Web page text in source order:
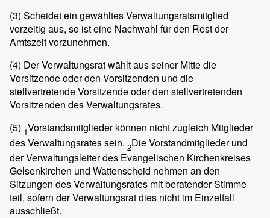
(3) Scheidet ein gewähltes Verwaltungsratsmitglied
vorzeitig aus, so ist eine Nachwahl für den Rest der
Amtszeit vorzunehmen.
(4) Der Verwaltungsrat wählt aus seiner Mitte die
Vorsitzende oder den Vorsitzenden und die
stellvertretende Vorsitzende oder den stellvertretenden
Vorsitzenden des Verwaltungsrates.
(5) 1Vorstandsmitglieder können nicht zugleich Mitglieder
des Verwaltungsrates sein. 2Die Vorstandmitglieder und
der Verwaltungsleiter des Evangelischen Kirchenkreises
Gelsenkirchen und Wattenscheid nehmen an den
Sitzungen des Verwaltungsrates mit beratender Stimme
teil, sofern der Verwaltungsrat dies nicht im Einzelfall
ausschließt.